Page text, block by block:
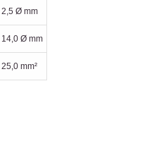
2,5 Ø mm
14,0 Ø mm
25,0 mm²